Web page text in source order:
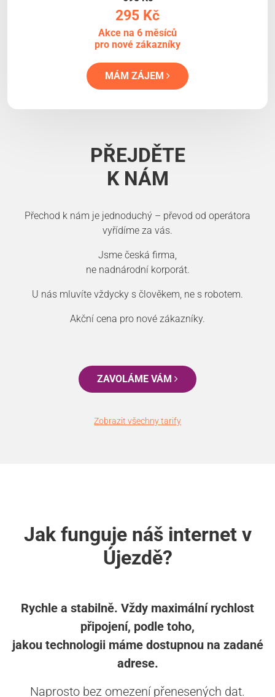
295 Kč
Akce na 6 měsíců
pro nové zákazníky
MÁM ZÁJEM
PŘEJDĚTE
K NÁM
Přechod k nám je jednoduchý – převod od operátora
vyřídíme za vás.
Jsme česká firma,
ne nadnárodní korporát.
U nás mluvíte vždycky s člověkem, ne s robotem.
Akční cena pro nové zákazníky.
ZAVOLÁME VÁM
Zobrazit všechny tarify
Jak funguje náš internet v
Újezdě?
Rychle a stabilně. Vždy maximální rychlost
připojení, podle toho,
jakou technologii máme dostupnou na zadané
adrese.
Naprosto bez omezení přenesených dat.